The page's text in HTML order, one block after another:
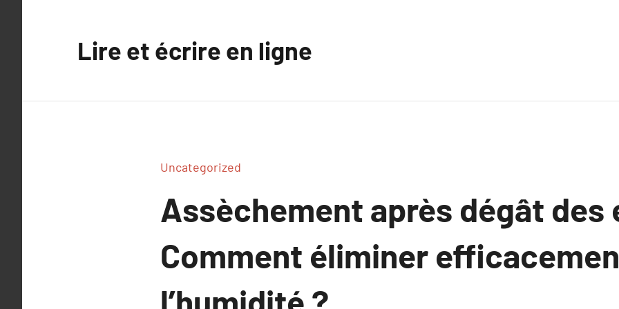
Lire et écrire en ligne
Uncategorized
Assèchement après dégât des
Comment éliminer